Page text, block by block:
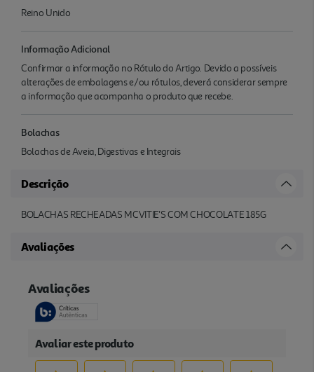
Reino Unido
Informação Adicional
Confirmar a informação no Rótulo do Artigo. Devido a possíveis
alterações de embalagens e/ou rótulos, deverá considerar sempre
a informação que acompanha o produto que recebe.
Bolachas
Bolachas de Aveia, Digestivas e Integrais
Descrição
BOLACHAS RECHEADAS MCVITIE'S COM CHOCOLATE 185G
Avaliações